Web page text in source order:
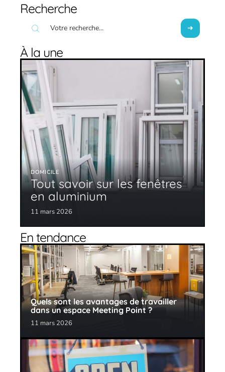
Recherche
À la une
DOMICILE
Tout savoir sur les fenêtres
en aluminium
11 mars 2026
En tendance
Quels sont les avantages de travailler
dans un espace Meeting Point ?
11 mars 2026